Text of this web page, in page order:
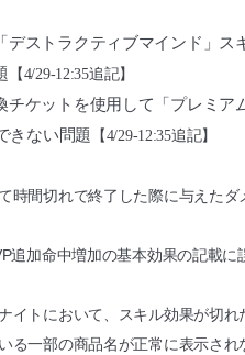
デストラクティブマインド」
【4/29-12:35追記】
チケットを使用して「プレミ
きない問題
【4/29-12:35追記】
時間切れで終了した際に与えた
追加命中増加の基本効果の記載に
イトにおいて、スキル効果が切
る一部の商品名が正常に表示され